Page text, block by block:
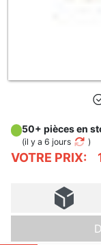
VOTRE PRIX:
50+ pièces en
(il y a 6 jours )